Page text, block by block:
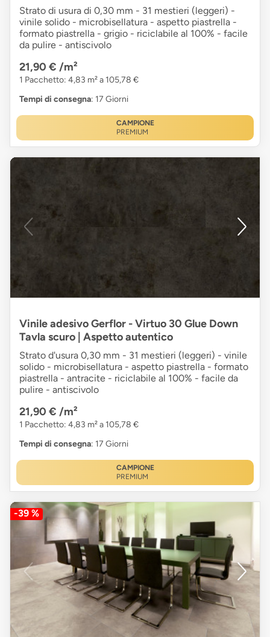
Strato di usura di 0,30 mm - 31 mestieri (leggeri) -
vinile solido - microbisellatura - aspetto piastrella -
formato piastrella - grigio - riciclabile al 100% - facile
da pulire - antiscivolo
21,90 € /m²
1 Pacchetto: 4,83 m² a 105,78 €
Tempi di consegna: 17 Giorni
CAMPIONE
PREMIUM
Vinile adesivo Gerflor - Virtuo 30 Glue Down
Tavla scuro | Aspetto autentico
Strato d'usura 0,30 mm - 31 mestieri (leggeri) - vinile
solido - microbisellatura - aspetto piastrella - formato
piastrella - antracite - riciclabile al 100% - facile da
pulire - antiscivolo
21,90 € /m²
1 Pacchetto: 4,83 m² a 105,78 €
Tempi di consegna: 17 Giorni
CAMPIONE
PREMIUM
-39 %